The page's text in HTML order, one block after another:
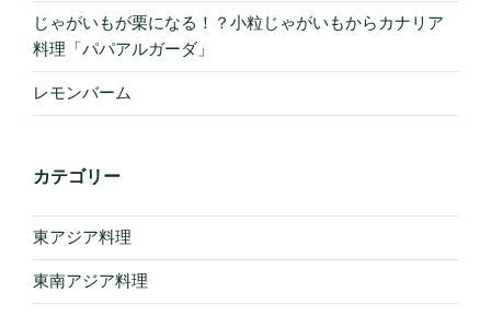
じゃがいもが栗になる！？小粒じゃがいもからカナリア
料理「パパアルガーダ」
レモンバーム
カテゴリー
東アジア料理
東南アジア料理